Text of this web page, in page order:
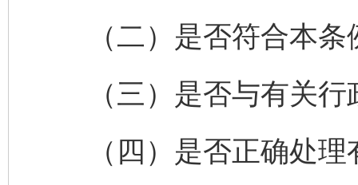
（二）是否符合本条
（三）是否与有关行
（四）是否正确处理